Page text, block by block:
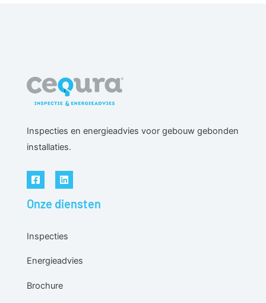
Inspecties en energieadvies voor gebouw gebonden
installaties.
Onze diensten
Inspecties
Energieadvies
Brochure